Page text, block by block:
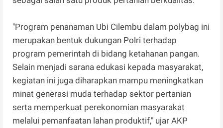
"Program penanaman Ubi Cilembu dalam polybag ini
merupakan bentuk dukungan Polri terhadap
program pemerintah di bidang ketahanan pangan.
Selain menjadi sarana edukasi kepada masyarakat,
kegiatan ini juga diharapkan mampu meningkatkan
minat generasi muda terhadap sektor pertanian
serta memperkuat perekonomian masyarakat
melalui pemanfaatan lahan produktif," ujar AKP